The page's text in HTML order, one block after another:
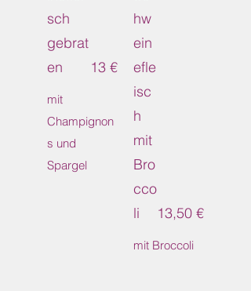
sch
gebrat
en
mit
Champignon
s und
Spargel
13 €
hw
ein
efle
isc
h
mit
Bro
cco
li
mit Broccoli
13,50 €